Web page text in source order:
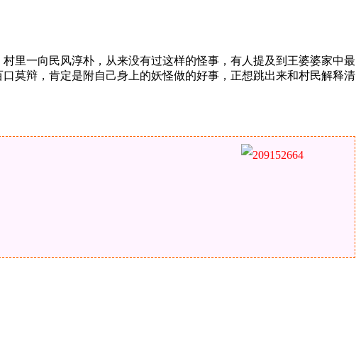
里一向民风淳朴，从来没有过这样的怪事，有人提及到王婆婆家中最
莫辩，肯定是附自己身上的妖怪做的好事，正想跳出来和村民解释清